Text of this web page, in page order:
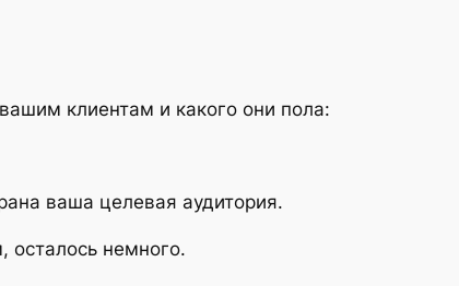
клиентам и какого они пола:
ваша целевая аудитория.
осталось немного.